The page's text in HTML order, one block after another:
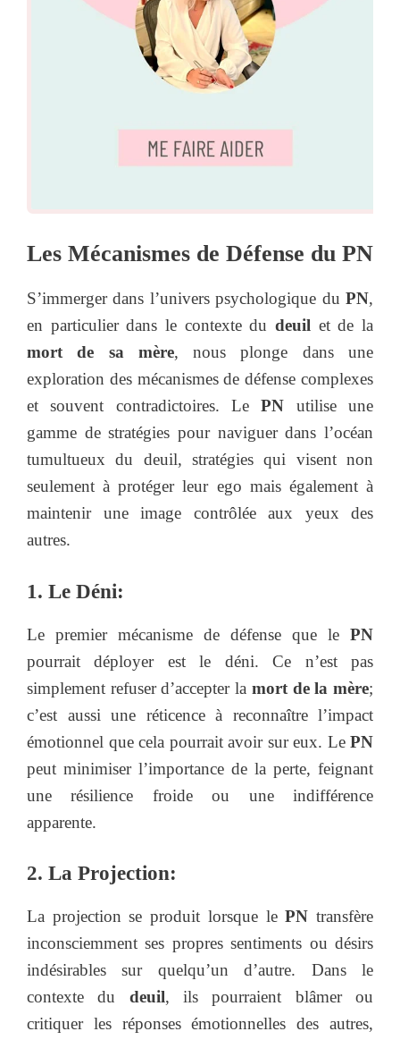
Les Mécanismes de Défense du PN
S’immerger dans l’univers psychologique du PN,
en particulier dans le contexte du deuil et de la
mort de sa mère, nous plonge dans une
exploration des mécanismes de défense complexes
et souvent contradictoires. LePN utilise une
gamme de stratégies pour naviguer dans l’océan
tumultueux du deuil, stratégies qui visent non
seulement à protéger leur ego mais également à
maintenir une image contrôlée aux yeux des
autres.
1. Le Déni:
Le premier mécanisme de défense que le PN
pourrait déployer est le déni. Ce n’est pas
simplement refuser d’accepter la mort de la mère;
c’est aussi une réticence à reconnaître l’impact
émotionnel que cela pourrait avoir sur eux. Le PN
peut minimiser l’importance de la perte, feignant
une résilience froide ou une indifférence
apparente.
2. La Projection:
La projection se produit lorsque lePN transfère
inconsciemment ses propres sentiments ou désirs
indésirables sur quelqu’un d’autre. Dans le
contexte du deuil, ils pourraient blâmer ou
critiquer les réponses émotionnelles des autres,